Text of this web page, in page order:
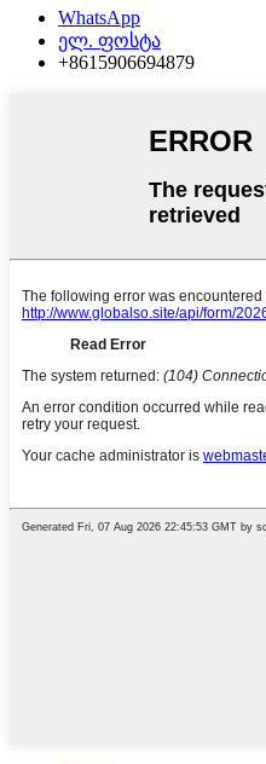
WhatsApp
ელ. ფოსტა
+8615906694879